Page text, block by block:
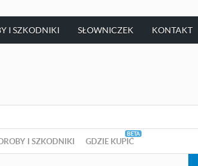
I SZKODNIKI SŁOWNICZEK KONTAKT
I SZKODNIKI GDZIE KUPIĆ